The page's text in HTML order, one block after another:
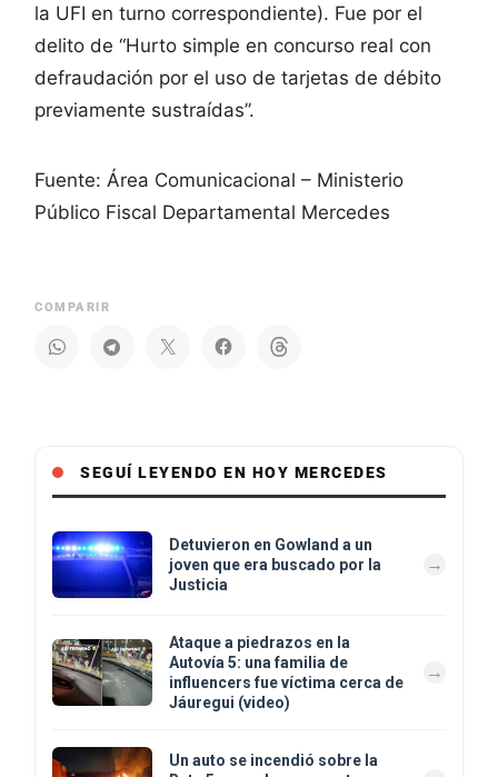
la UFI en turno correspondiente). Fue por el
delito de “Hurto simple en concurso real con
defraudación por el uso de tarjetas de débito
previamente sustraídas”.
Fuente: Área Comunicacional – Ministerio
Público Fiscal Departamental Mercedes
COMPARIR
SEGUÍ LEYENDO EN HOY MERCEDES
Detuvieron en Gowland a un
joven que era buscado por la
Justicia
Ataque a piedrazos en la
Autovía 5: una familia de
influencers fue víctima cerca de
Jáuregui (video)
Un auto se incendió sobre la